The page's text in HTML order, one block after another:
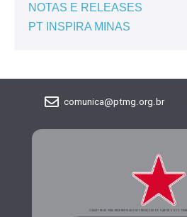
NOTAS E RELEASES
PT INSPIRA MINAS
comunica@ptmg.org.br
CADASTRE-SE PARA RECEBER MAIS INFORMAÇÕES DO PARTIDO DOS